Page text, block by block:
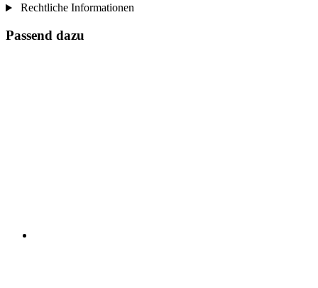
Rechtliche Informationen
Passend dazu